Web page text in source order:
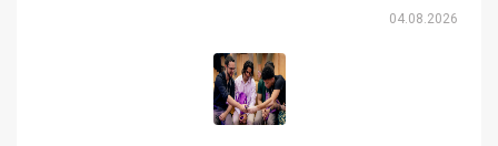
04.08.2026